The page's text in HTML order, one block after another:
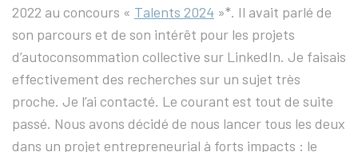
2022 au concours « Talents 2024 »*. Il avait parlé de
son parcours et de son intérêt pour les projets
d’autoconsommation collective sur LinkedIn. Je faisais
effectivement des recherches sur un sujet très
proche. Je l’ai contacté. Le courant est tout de suite
passé. Nous avons décidé de nous lancer tous les deux
dans un projet entrepreneurial à forts impacts : le